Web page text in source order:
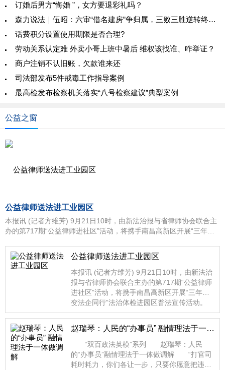
订婚后男方“悔婚 ”，女方要退彩礼吗？
森力说法｜伍昭：六审“借名建房”争归属，三败三胜逆转终维权
话费积分设置使用期限是否合理?
劳动关系认定难 外卖小哥上班中暑后 维权该找谁、咋举证？
商户注销不认旧账，欠款谁来还
司法部发布5件戒毒工作指导案例
最高检发布检察机关落实“八号检察建议”典型案例
公益之窗
公益律师送法进工业园区
本报讯 (记者方维芳) 9月21日10时，由新法治报与省律师协会联合主
办的第717期“公益律师进社区”活动，将携手南昌高新区开展“三年蝶
公益律师送法进工业园区
本报讯 (记者方维芳) 9月21日10时，由新法治
报与省律师协会联合主办的第717期“公益律师
进社区”活动，将携手南昌高新区开展“三年蝶
变法企同行”法治体检进园区普法宣传活动。
赵瑞琴：人民的“办事员” 融情理法于一体做调解
“双百政法英模”系列 赵瑞琴：人民
的“办事员”融情理法于一体做调解 “打官司
耗时耗力，你们各让一步，只要你愿意把违约